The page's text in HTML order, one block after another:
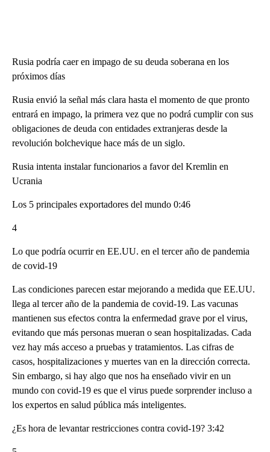
Rusia podría caer en impago de su deuda soberana en los
próximos días
Rusia envió la señal más clara hasta el momento de que pronto
entrará en impago, la primera vez que no podrá cumplir con sus
obligaciones de deuda con entidades extranjeras desde la
revolución bolchevique hace más de un siglo.
Rusia intenta instalar funcionarios a favor del Kremlin en
Ucrania
Los 5 principales exportadores del mundo 0:46
4
Lo que podría ocurrir en EE.UU. en el tercer año de pandemia
de covid-19
Las condiciones parecen estar mejorando a medida que EE.UU.
llega al tercer año de la pandemia de covid-19. Las vacunas
mantienen sus efectos contra la enfermedad grave por el virus,
evitando que más personas mueran o sean hospitalizadas. Cada
vez hay más acceso a pruebas y tratamientos. Las cifras de
casos, hospitalizaciones y muertes van en la dirección correcta.
Sin embargo, si hay algo que nos ha enseñado vivir en un
mundo con covid-19 es que el virus puede sorprender incluso a
los expertos en salud pública más inteligentes.
¿Es hora de levantar restricciones contra covid-19? 3:42